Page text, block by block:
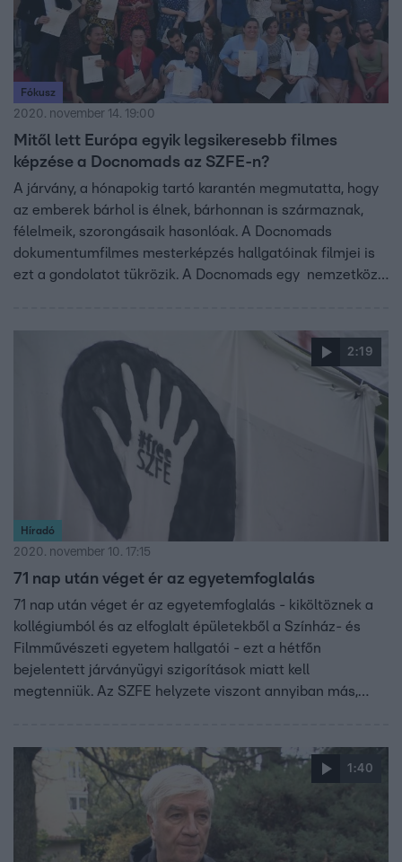
Fókusz
2020. november 14. 19:00
Mitől lett Európa egyik legsikeresebb filmes
képzése a Docnomads az SZFE-n?
A járvány, a hónapokig tartó karantén megmutatta, hogy
az emberek bárhol is élnek, bárhonnan is származnak,
félelmeik, szorongásaik hasonlóak. A Docnomads
dokumentumfilmes mesterképzés hallgatóinak filmjei is
ezt a gondolatot tükrözik. A Docnomads egy nemzetközi
szakának az együttműködésével. A képzés az SZFE ről
indult, kidolgozása Winkler Erika, a Kossuth - díjas Almási
Tamás, a Balázs Béla- díjas Kékesi Attila nevéhez fűződik.
2:19
Híradó
2020. november 10. 17:15
71 nap után véget ér az egyetemfoglalás
71 nap után véget ér az egyetemfoglalás - kiköltöznek a
kollégiumból és az elfoglalt épületekből a Színház- és
Filmművészeti egyetem hallgatói - ezt a hétfőn
bejelentett járványügyi szigorítások miatt kell
megtenniük. Az SZFE helyzete viszont annyiban más,
félévét februárig. Így elvileg nem állhatnának át digitális
oktatásra. Karsai György, az egyetem doktori iskolájának
vezetője ma Híradónknak azt mondta: az utolsó csepp
vérükig kitartanak amellett, hogy a tanítás folytatódjon.
1:40